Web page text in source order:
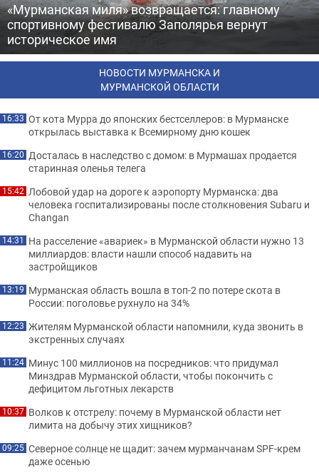
«Мурманская миля» возвращается: главному
спортивному фестивалю Заполярья вернут
историческое имя
НОВОСТИ МУРМАНСКА И
МУРМАНСКОЙ ОБЛАСТИ
16:33 От кота Мурра до японских бестселлеров: в Мурманске
открылась выставка к Всемирному дню кошек
16:20 Досталась в наследство с домом: в Мурмашах продается
старинная оленья телега
15:42 Лобовой удар на дороге к аэропорту Мурманска: два
человека госпитализированы после столкновения Subaru и
Changan
14:31 На расселение «авариек» в Мурманской области нужно 13
миллиардов: власти нашли способ надавить на
застройщиков
13:19 Мурманская область вошла в топ-2 по потере скота в
России: поголовье рухнуло на 34%
12:23 Жителям Мурманской области напомнили, куда звонить в
экстренных случаях
11:24 Минус 100 миллионов на посредников: что придумал
Минздрав Мурманской области, чтобы покончить с
дефицитом льготных лекарств
10:37 Волков к отстрелу: почему в Мурманской области нет
лимита на добычу этих хищников?
09:25 Северное солнце не щадит: зачем мурманчанам SPF-крем
даже осенью